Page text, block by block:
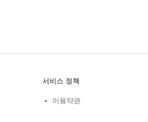
서비스 정책
이용약관